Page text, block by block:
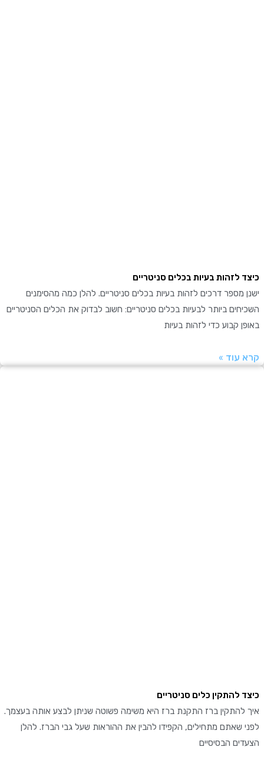
לזהות בעיות בכלים סניטריים
מספר דרכים לזהות בעיות בכלים סניטריים. להלן כמה מהסימנים
ביותר לבעיות בכלים סניטריים: חשוב לבדוק את הכלים הסניטריים
קבוע כדי לזהות בעיות
»
להתקין כלים סניטריים
ברז התקנת ברז היא משימה פשוטה שניתן לבצע אותה בעצמך.
שאתם מתחילים, הקפידו להבין את ההוראות שעל גבי הברז. להלן
הבסיסיים